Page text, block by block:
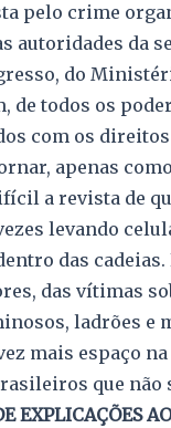
pelo crime
autoridades da
do
de todos os
com os
apenas
a revista de
levando
das cadeias.
das vítimas
ladrões e
mais espaço
que não
EXPLICAÇÕES